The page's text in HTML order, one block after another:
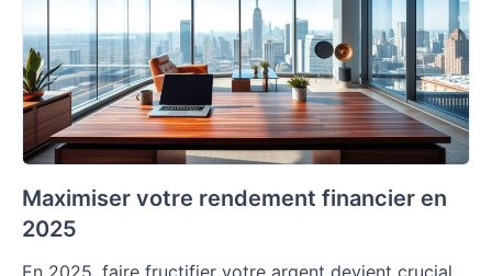
Maximiser votre rendement financier en
2025